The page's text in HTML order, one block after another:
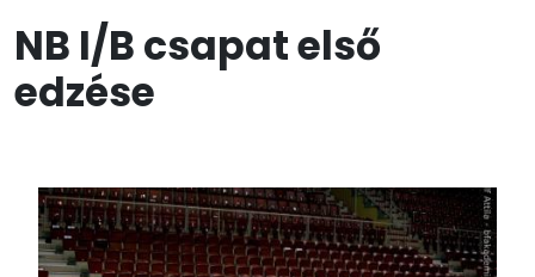
NB I/B csapat első
edzése